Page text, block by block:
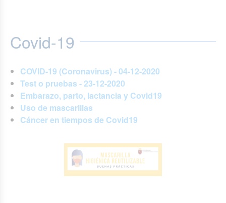
Covid-19
COVID-19 (Coronavirus) - 04-12-2020
Test o pruebas - 23-12-2020
Embarazo, parto, lactancia y Covid19
Uso de mascarillas
Cáncer en tiempos de Covid19